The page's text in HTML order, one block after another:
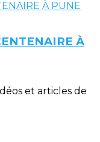
À
et articles de